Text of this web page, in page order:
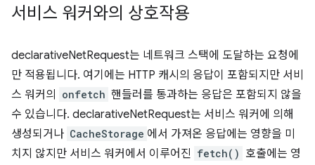
서비스 워커와의 상호작용
declarativeNetRequest는 네트워크 스택에 도달하는 요청에
만 적용됩니다. 여기에는 HTTP 캐시의 응답이 포함되지만 서비
스 워커의
onfetch 핸들러를 통과하는 응답은 포함되지 않을
수 있습니다. declarativeNetRequest는 서비스 워커에 의해
생성되거나 CacheStorage 에서 가져온 응답에는 영향을 미
치지 않지만 서비스 워커에서 이루어진 fetch() 호출에는 영